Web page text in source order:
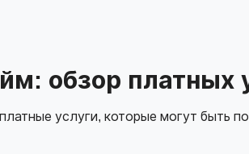
обзор платных
услуги, которые могут быть